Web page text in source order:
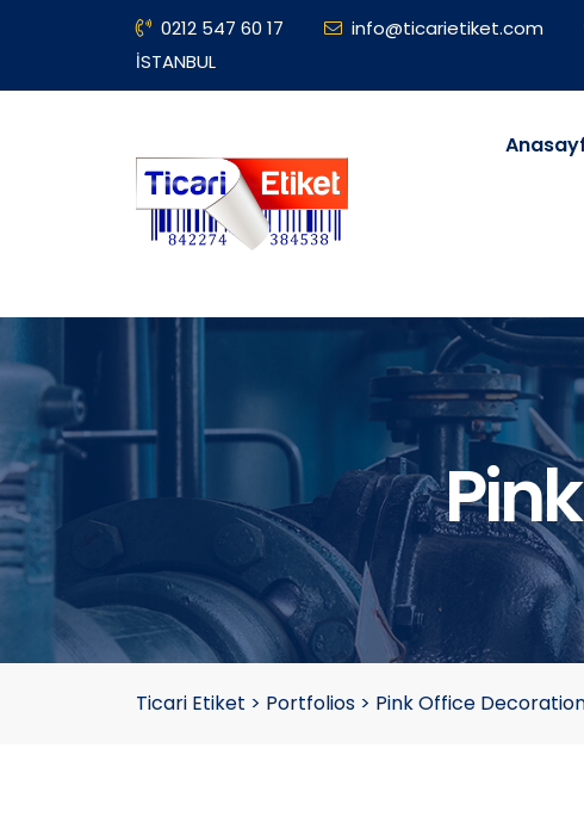
0212 547 60 17 info@ticarietiket.com
İSTANBUL
Ticari Etiket > Portfolios > Pink Office